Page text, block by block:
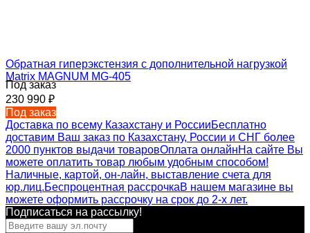
Обратная гиперэкстензия с дополнительной нагрузкой
Matrix MAGNUM MG-405
Под заказ
230 990 ₽
Под заказ
Доставка по всему Казахстану и РоссииБесплатно
доставим Ваш заказ по Казахстану, России и СНГ более
2000 пунктов выдачи товаровОплата онлайнНа сайте Вы
можете оплатить товар любым удобным способом!
Наличные, картой, он-лайн, выставление счета для
юр.лиц.Беспроцентная рассрочкаВ нашем магазине вы
можете оформить рассрочку на срок до 2-х лет.
Подписаться на рассылкy!